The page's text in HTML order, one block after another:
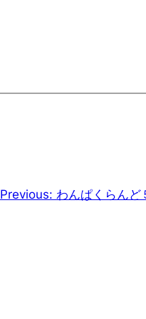
Previous: わんぱくらんど